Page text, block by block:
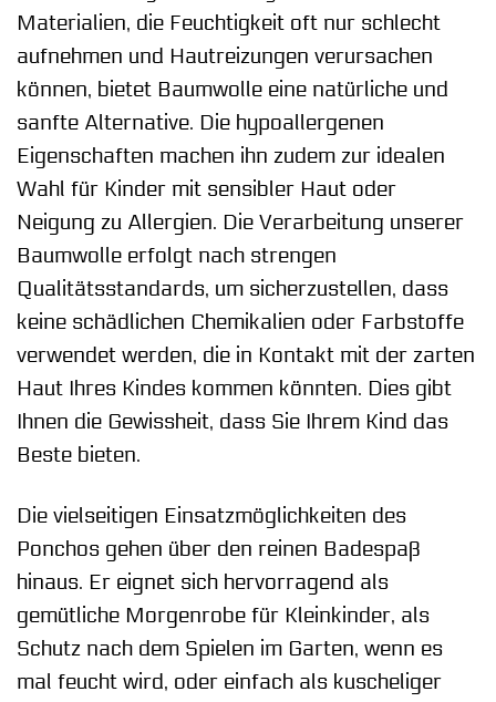
Materialien, die Feuchtigkeit oft nur schlecht
aufnehmen und Hautreizungen verursachen
können, bietet Baumwolle eine natürliche und
sanfte Alternative. Die hypoallergenen
Eigenschaften machen ihn zudem zur idealen
Wahl für Kinder mit sensibler Haut oder
Neigung zu Allergien. Die Verarbeitung unserer
Baumwolle erfolgt nach strengen
Qualitätsstandards, um sicherzustellen, dass
keine schädlichen Chemikalien oder Farbstoffe
verwendet werden, die in Kontakt mit der zarten
Haut Ihres Kindes kommen könnten. Dies gibt
Ihnen die Gewissheit, dass Sie Ihrem Kind das
Beste bieten.
Die vielseitigen Einsatzmöglichkeiten des
Ponchos gehen über den reinen Badespaß
hinaus. Er eignet sich hervorragend als
gemütliche Morgenrobe für Kleinkinder, als
Schutz nach dem Spielen im Garten, wenn es
mal feucht wird, oder einfach als kuscheliger